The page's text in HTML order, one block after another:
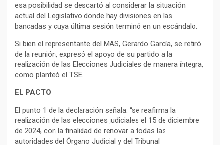
esa posibilidad se descartó al considerar la situación
actual del Legislativo donde hay divisiones en las
bancadas y cuya última sesión terminó en un escándalo.
Si bien el representante del MAS, Gerardo García, se retiró
de la reunión, expresó el apoyo de su partido a la
realización de las Elecciones Judiciales de manera íntegra,
como planteó el TSE.
EL PACTO
El punto 1 de la declaración señala: “se reafirma la
realización de las elecciones judiciales el 15 de diciembre
de 2024, con la finalidad de renovar a todas las
autoridades del Órgano Judicial y del Tribunal